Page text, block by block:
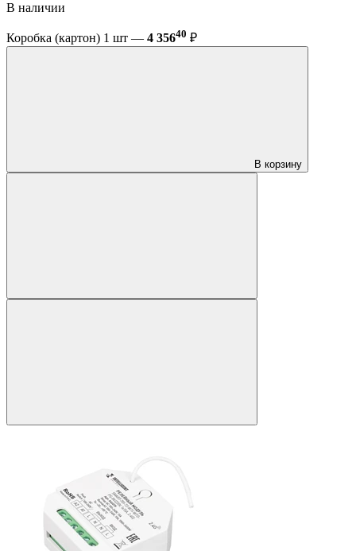
В наличии
Коробка (картон) 1 шт — 4 35640 ₽
В корзину